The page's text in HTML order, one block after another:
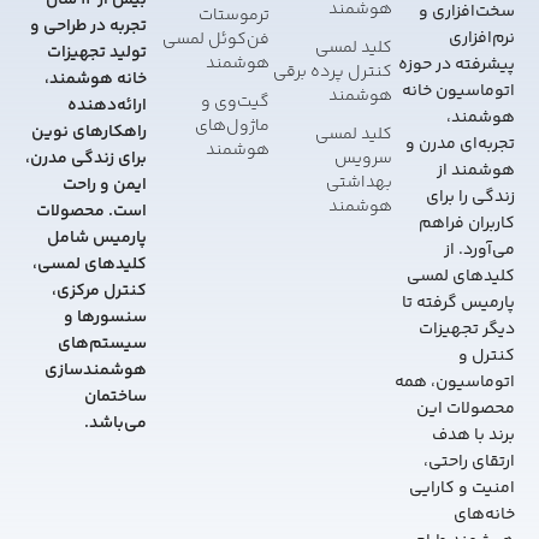
سخت‌افزاری و
نرم‌افزاری
پیشرفته در حوزه
اتوماسیون خانه
هوشمند،
تجربه‌ای مدرن و
هوشمند از
زندگی را برای
کاربران فراهم
می‌آورد. از
کلیدهای لمسی
پارمیس گرفته تا
دیگر تجهیزات
کنترل و
اتوماسیون، همه
محصولات این
برند با هدف
ارتقای راحتی،
امنیت و کارایی
خانه‌های
هوشمند
کلید لمسی
کنترل پرده برقی
هوشمند
کلید لمسی
سرویس
بهداشتی
هوشمند
ترموستات
فن‌کوئل لمسی
هوشمند
گیت‌وی و
ماژول‌های
هوشمند
تجربه در طراحی و
تولید تجهیزات
خانه هوشمند،
ارائه‌دهنده
راهکارهای نوین
برای زندگی مدرن،
ایمن و راحت
است. محصولات
پارمیس شامل
کلیدهای لمسی،
کنترل مرکزی،
سنسورها و
سیستم‌های
هوشمندسازی
ساختمان
می‌باشد.